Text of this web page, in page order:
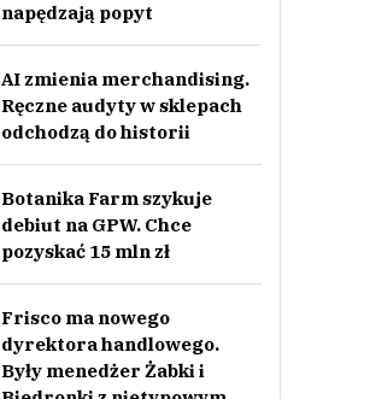
Macczo
20.02.2021 / 11:45
was minimized by the moderator on the site
Odpowiedz
napędzają popyt
AI zmienia merchandising.
Ręczne audyty w sklepach
odchodzą do historii
Botanika Farm szykuje
debiut na GPW. Chce
pozyskać 15 mln zł
Frisco ma nowego
dyrektora handlowego.
Były menedżer Żabki i